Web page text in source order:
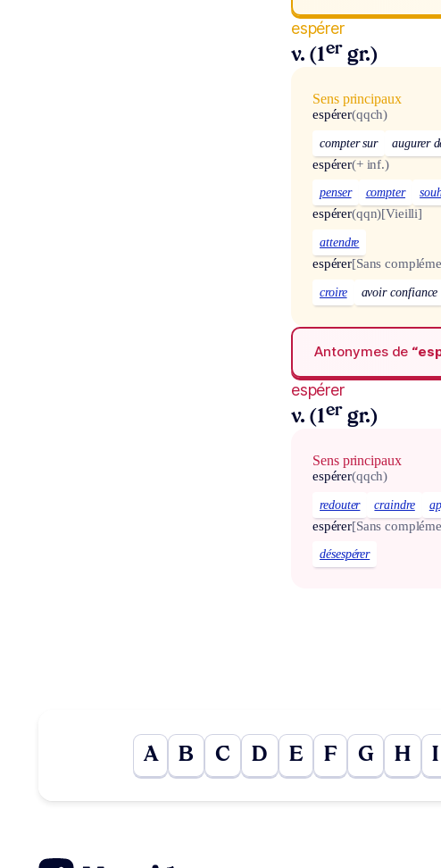
espérer
v. (1er gr.)
Sens principaux
espérer(qqch)
compter sur augurer
espérer(+ inf.)
penser compter
espérer(qqn)[Vieilli]
attendre
espérer[Sans
croire avoir confiance
Antonymes de
espérer
v. (1er gr.)
Sens principaux
espérer(qqch)
redouter craindre
espérer[Sans
désespérer
A B C D E F G H I